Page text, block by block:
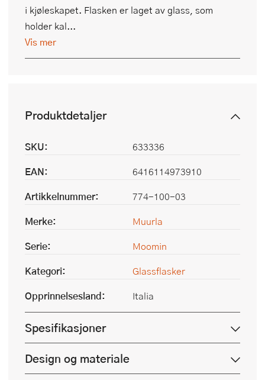
i kjøleskapet. Flasken er laget av glass, som
holder kal...
Vis mer
Produktdetaljer
SKU:
633336
EAN:
6416114973910
Artikkelnummer:
774-100-03
Merke:
Muurla
Serie:
Moomin
Kategori:
Glassflasker
Opprinnelsesland:
Italia
Spesifikasjoner
Design og materiale